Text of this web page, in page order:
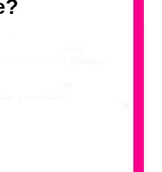
Das Gesicht der